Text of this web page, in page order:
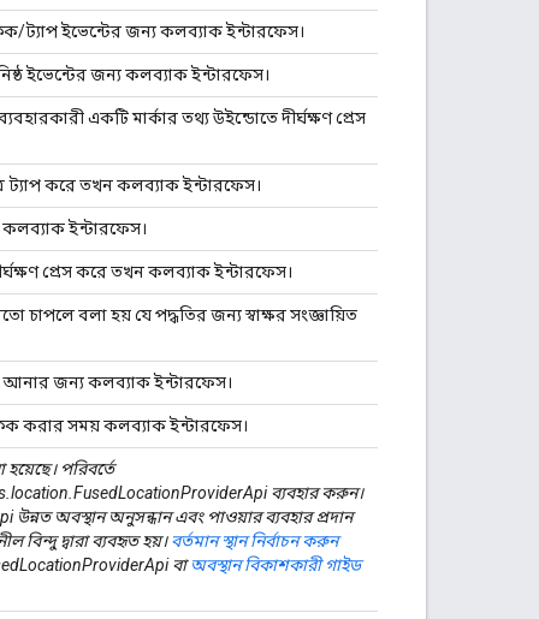
ট্যাপ ইভেন্টের জন্য কলব্যাক ইন্টারফেস।
ইভেন্টের জন্য কলব্যাক ইন্টারফেস।
একটি মার্কার তথ্য উইন্ডোতে দীর্ঘক্ষণ প্রেস
ট্যাপ করে তখন কলব্যাক ইন্টারফেস।
কলব্যাক ইন্টারফেস।
প্রেস করে তখন কলব্যাক ইন্টারফেস।
চাপলে বলা হয় যে পদ্ধতির জন্য স্বাক্ষর সংজ্ঞায়িত
আনার জন্য কলব্যাক ইন্টারফেস।
করার সময় কলব্যাক ইন্টারফেস।
পরিবর্তে
ব্যবহার করুন।
অবস্থান অনুসন্ধান এবং পাওয়ার ব্যবহার প্রদান
বিন্দু দ্বারা ব্যবহৃত হয়।বর্তমান স্থান নির্বাচন করুন
বাঅবস্থান বিকাশকারী গাইড